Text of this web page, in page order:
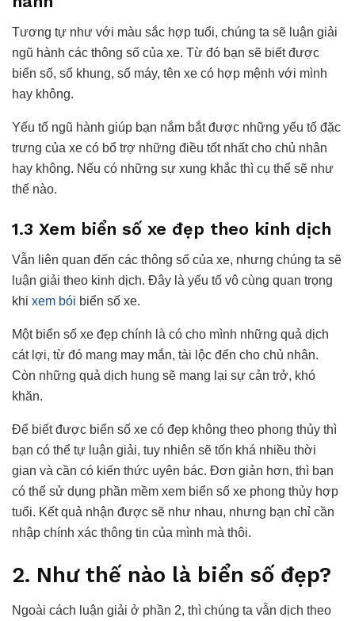
Tương tự như với màu sắc hợp tuổi, chúng ta sẽ luận giải
ngũ hành các thông số của xe. Từ đó bạn sẽ biết được
biển số, số khung, số máy, tên xe có hợp mệnh với mình
hay không.
Yếu tố ngũ hành giúp bạn nắm bắt được những yếu tố đặc
trưng của xe có bổ trợ những điều tốt nhất cho chủ nhân
hay không. Nếu có những sự xung khắc thì cụ thể sẽ như
thế nào.
1.3 Xem biển số xe đẹp theo kinh dịch
Vẫn liên quan đến các thông số của xe, nhưng chúng ta sẽ
luận giải theo kinh dịch. Đây là yếu tố vô cùng quan trọng
khi xem bói biển số xe.
Một biển số xe đẹp chính là có cho mình những quả dịch
cát lợi, từ đó mang may mắn, tài lộc đến cho chủ nhân.
Còn những quả dịch hung sẽ mang lại sự cản trở, khó
khăn.
Để biết được biển số xe có đẹp không theo phong thủy thì
bạn có thể tự luận giải, tuy nhiên sẽ tốn khá nhiều thời
gian và cần có kiến thức uyên bác. Đơn giản hơn, thì bạn
có thể sử dụng phần mềm xem biển số xe phong thủy hợp
tuổi. Kết quả nhận được sẽ như nhau, nhưng bạn chỉ cần
nhập chính xác thông tin của mình mà thôi.
2. Như thế nào là biển số đẹp?
Ngoài cách luận giải ở phần 2, thì chúng ta vẫn dịch theo